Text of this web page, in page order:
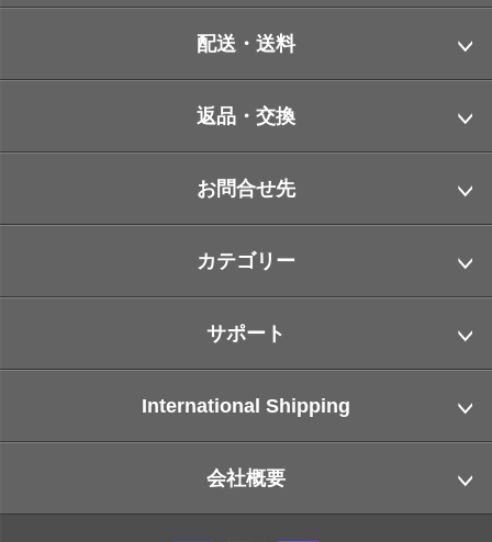
配送・送料
返品・交換
お問合せ先
カテゴリー
サポート
International Shipping
会社概要